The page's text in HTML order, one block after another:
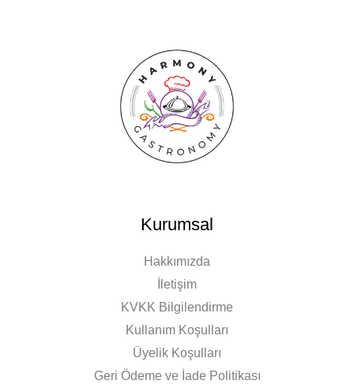
Kurumsal
Hakkımızda
İletişim
KVKK Bilgilendirme
Kullanım Koşulları
Üyelik Koşulları
Geri Ödeme ve İade Politikası